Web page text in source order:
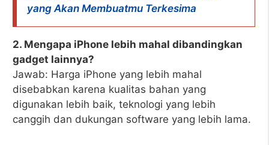
yang Akan Membuatmu Terkesima
2. Mengapa iPhone lebih mahal dibandingkan
gadget lainnya?
Jawab: Harga iPhone yang lebih mahal
disebabkan karena kualitas bahan yang
digunakan lebih baik, teknologi yang lebih
canggih dan dukungan software yang lebih lama.